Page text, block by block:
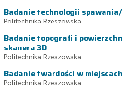
Badanie technologii
Politechnika Rzeszowska
Badanie topografi i
skanera 3D
Politechnika Rzeszowska
Badanie twardości w
Politechnika Rzeszowska